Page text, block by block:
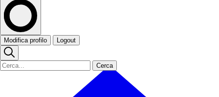
Modifica profilo Logout
Cerca